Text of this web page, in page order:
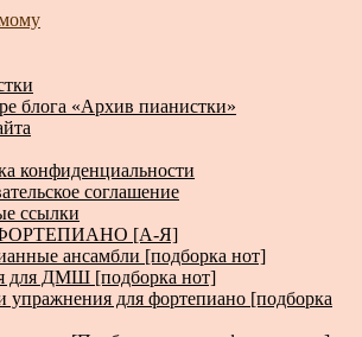
книги, музыка, статьи…
блога «Архив пианистки»
конфиденциальности
соглашение
ссылки
[А-Я]
ансамбли [подборка нот]
для ДМШ [подборка нот]
для фортепиано [подборка